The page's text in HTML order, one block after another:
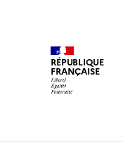
RÉPUBLIQUE
FRANÇAISE